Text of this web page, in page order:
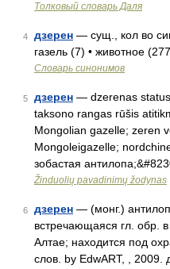
Толковый словарь Даля
4 дзерен — сущ., кол во
газель (7) • животное
Словарь синонимов
5 дзерен — dzerenas
taksono rangas rūšis
Mongolian gazelle; zeren
Mongoleigazelle;
зобастая
Žinduolių pavadinimų žodynas
6 дзерен — (монг.)
встречающаяся гл. обр.
Алтае; находится под
слов. by EdwART, , 2009.